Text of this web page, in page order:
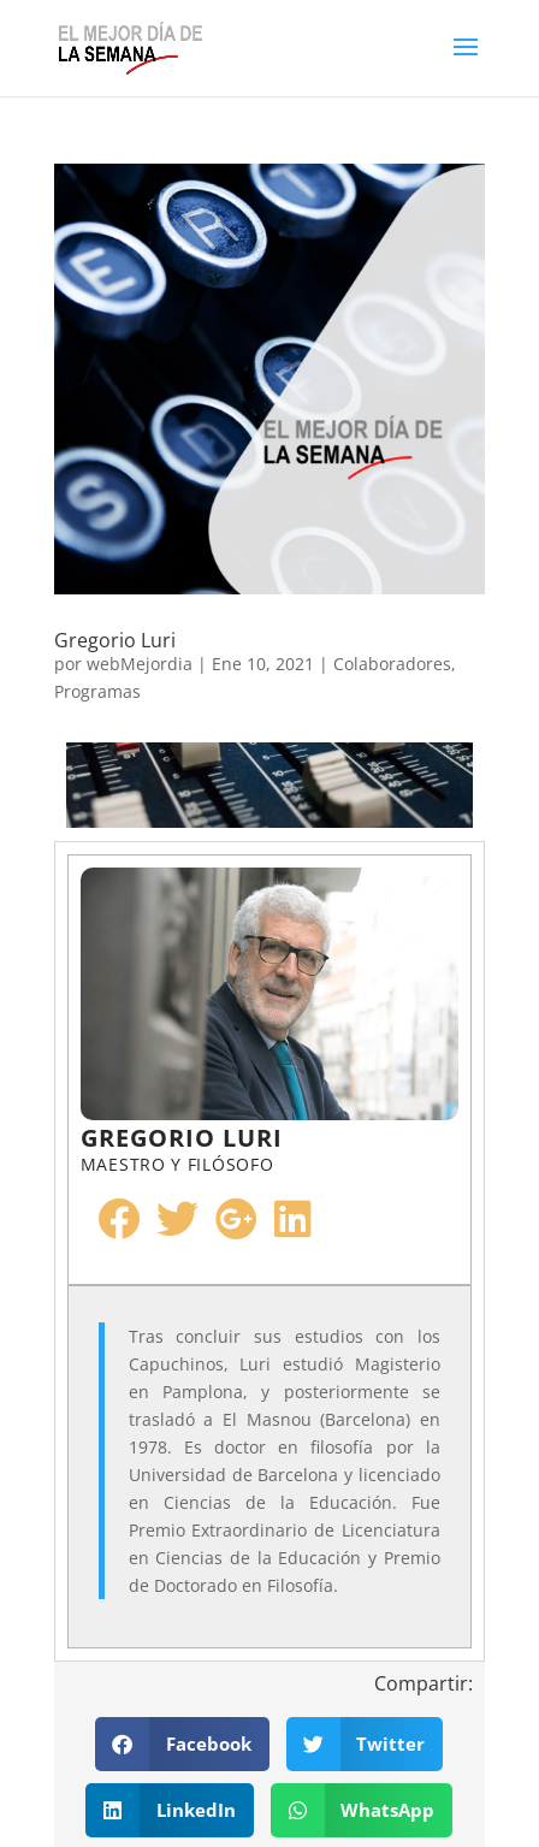
Gregorio Luri
por webMejordia | Ene 10, 2021 | Colaboradores,
Programas
GREGORIO LURI
MAESTRO Y FILÓSOFO
Tras concluir sus estudios con los
Capuchinos, Luri estudió Magisterio
en Pamplona, y posteriormente se
trasladó a El Masnou (Barcelona) en
1978. Es doctor en filosofía por la
Universidad de Barcelona y licenciado
en Ciencias de la Educación. Fue
Premio Extraordinario de Licenciatura
en Ciencias de la Educación y Premio
de Doctorado en Filosofía.
Compartir:
Facebook Twitter
LinkedIn WhatsApp